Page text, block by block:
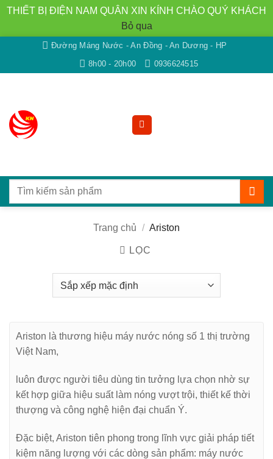
THIẾT BỊ ĐIỆN NAM QUÂN XIN KÍNH CHÀO QUÝ KHÁCH
Bỏ qua
nội
Đường Máng Nước - An Đồng - An Dương - HP
8h00 - 20h00
0936624515
Tìm
Trang chủ / Ariston
LỌC
Ariston là thương hiệu máy nước nóng số 1 thị trường
Việt Nam,
luôn được người tiêu dùng tin tưởng lựa chọn nhờ sự
kết hợp giữa hiệu suất làm nóng vượt trội, thiết kế thời
thượng và công nghệ hiện đại chuẩn Ý.
Đặc biệt, Ariston tiên phong trong lĩnh vực giải pháp tiết
kiệm năng lượng với các dòng sản phẩm: máy nước